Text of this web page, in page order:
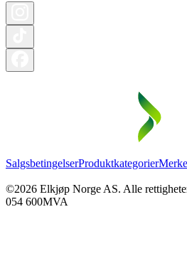
SalgsbetingelserProduktkategorier
©2026 Elkjøp Norge AS. Alle
054 600MVA